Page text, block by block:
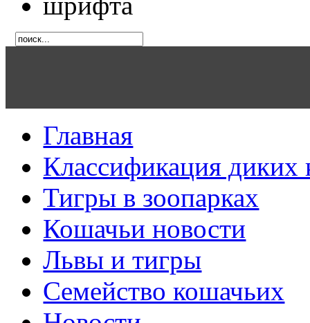
Главная
Классификация диких
Тигры в зоопарках
Кошачьи новости
Львы и тигры
Семейство кошачьих